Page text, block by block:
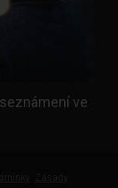
ve